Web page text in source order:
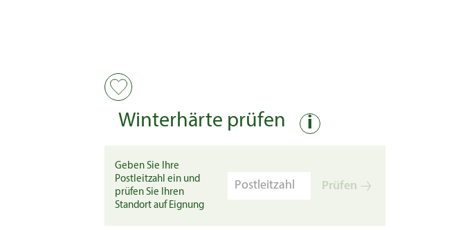
Winterhärte prüfen i
Geben Sie Ihre
Postleitzahl ein und
prüfen Sie Ihren
Standort auf Eignung
Prüfen